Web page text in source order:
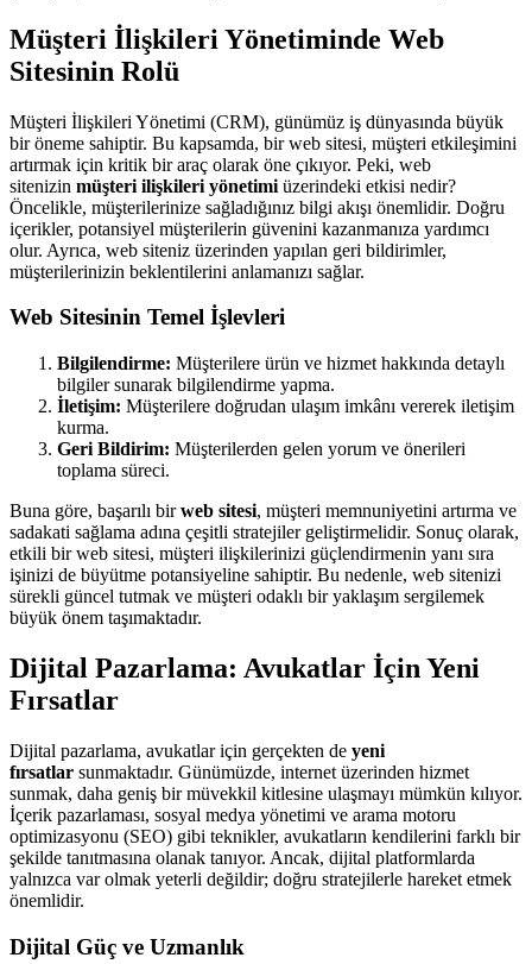
Müşteri İlişkileri Yönetiminde Web
Sitesinin Rolü
Müşteri İlişkileri Yönetimi (CRM), günümüz iş dünyasında büyük
bir öneme sahiptir. Bu kapsamda, bir web sitesi, müşteri etkileşimini
artırmak için kritik bir araç olarak öne çıkıyor. Peki, web
sitenizin müşteri ilişkileri yönetimi üzerindeki etkisi nedir?
Öncelikle, müşterilerinize sağladığınız bilgi akışı önemlidir. Doğru
içerikler, potansiyel müşterilerin güvenini kazanmanıza yardımcı
olur. Ayrıca, web siteniz üzerinden yapılan geri bildirimler,
müşterilerinizin beklentilerini anlamanızı sağlar.
Web Sitesinin Temel İşlevleri
Bilgilendirme: Müşterilere ürün ve hizmet hakkında detaylı
bilgiler sunarak bilgilendirme yapma.
İletişim: Müşterilere doğrudan ulaşım imkânı vererek iletişim
kurma.
Geri Bildirim: Müşterilerden gelen yorum ve önerileri
toplama süreci.
Buna göre, başarılı birweb sitesi, müşteri memnuniyetini artırma ve
sadakati sağlama adına çeşitli stratejiler geliştirmelidir. Sonuç olarak,
etkili bir web sitesi, müşteri ilişkilerinizi güçlendirmenin yanı sıra
işinizi de büyütme potansiyeline sahiptir. Bu nedenle, web sitenizi
sürekli güncel tutmak ve müşteri odaklı bir yaklaşım sergilemek
büyük önem taşımaktadır.
Dijital Pazarlama: Avukatlar İçin Yeni
Fırsatlar
Dijital pazarlama, avukatlar için gerçekten de yeni
fırsatlar sunmaktadır. Günümüzde, internet üzerinden hizmet
sunmak, daha geniş bir müvekkil kitlesine ulaşmayı mümkün kılıyor.
İçerik pazarlaması, sosyal medya yönetimi ve arama motoru
optimizasyonu (SEO) gibi teknikler, avukatların kendilerini farklı bir
şekilde tanıtmasına olanak tanıyor. Ancak, dijital platformlarda
yalnızca var olmak yeterli değildir; doğru stratejilerle hareket etmek
önemlidir.
Dijital Güç ve Uzmanlık